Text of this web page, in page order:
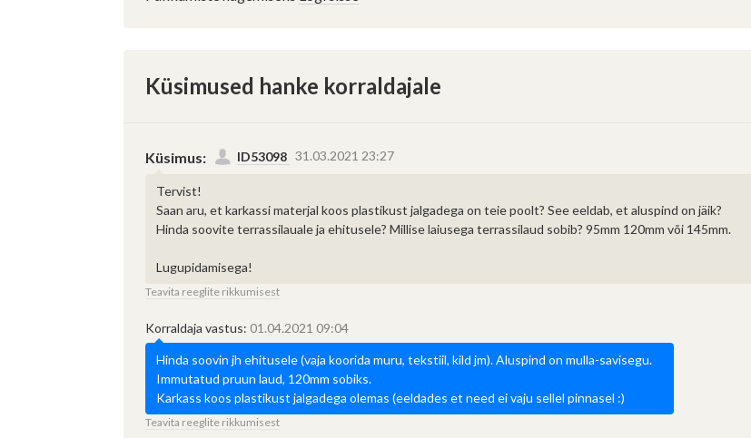
Küsimused hanke korraldajale
Küsimus: ID53098 31.03.2021 23:27
Tervist!
Saan aru, et karkassi materjal koos plastikust jalgadega on teie poolt? See eeldab, et aluspind on jäik?
Hinda soovite terrassilauale ja ehitusele? Millise laiusega terrassilaud sobib? 95mm 120mm või 145mm.
Lugupidamisega!
Teavita reeglite rikkumisest
Korraldaja vastus: 01.04.2021 09:04
Hinda soovin jh ehitusele (vaja koorida muru, tekstiil, kild jm). Aluspind on mulla-savisegu.
Immutatud pruun laud, 120mm sobiks.
Karkass koos plastikust jalgadega olemas (eeldades et need ei vaju sellel pinnasel :)
Teavita reeglite rikkumisest
Vestlus hanke korraldaja ja pakkuja
vahel on privaatne. Vestlust näeb vaid
antud hanke korraldaja ja pakkumise
teinud ettevõte.
Pakkuja saab hanke korraldajaga vestlust
võitja valikuni.
ja sujuvamal kasutamisel.